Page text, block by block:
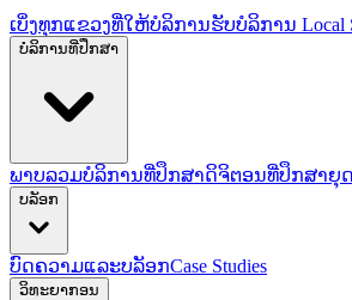
ເບິ່ງທຸກແຂວງທີ່ໃຫ້ບໍລິການຮັບບໍລິການ Local
ບໍລິການທີ່ປຶກສາ
ພາບລວມບໍລິການທີ່ປຶກສາດິຈິຕອນທີ່ປຶກສາຍຸ
ບລັອກ
ບົດຄວາມແລະບລັອກCase Studies
ວິທະຍາກອນ